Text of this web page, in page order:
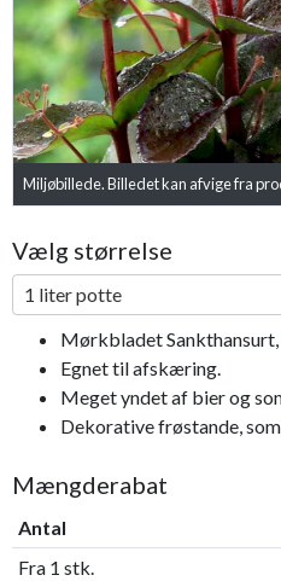
Miljøbillede. Billedet kan afvige fra
Vælg størrelse
1 liter potte
Mørkbladet
Egnet til afskæring.
Meget yndet af bier og
Dekorative frøstande,
Mængderabat
Antal
Fra 1 stk.